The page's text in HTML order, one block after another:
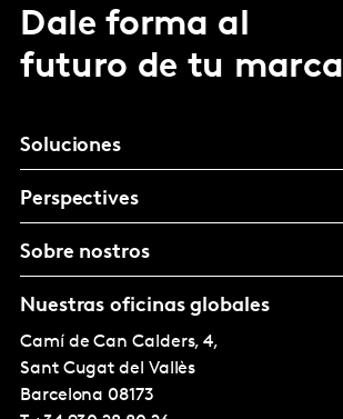
Dale forma al
futuro de tu marca
Soluciones
Perspectives
Sobre nostros
Nuestras oficinas globales
Camí de Can Calders, 4,
Sant Cugat del Vallès
Barcelona 08173